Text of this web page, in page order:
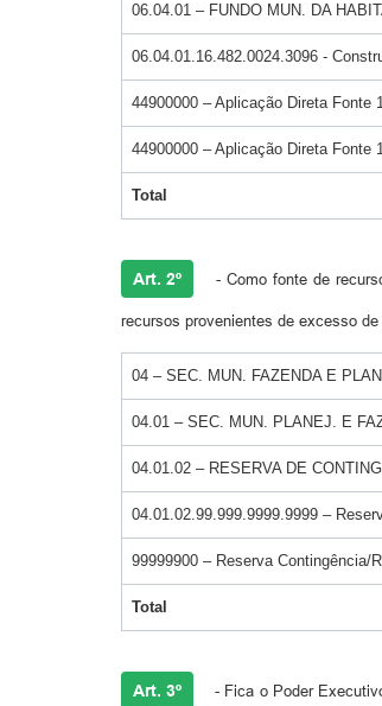
06.04.01 – FUNDO MUN. DA
06.04.01.16.482.0024.3096 -
44900000 – Aplicação Direta Fonte
44900000 – Aplicação Direta Fonte
Total
Art. 2º - Como fonte de
recursos provenientes de excesso
04 – SEC. MUN. FAZENDA E
04.01 – SEC. MUN. PLANEJ. E
04.01.02 – RESERVA DE
04.01.02.99.999.9999.9999 –
99999900 – Reserva Contingência/
Total
Art. 3º - Fica o Poder